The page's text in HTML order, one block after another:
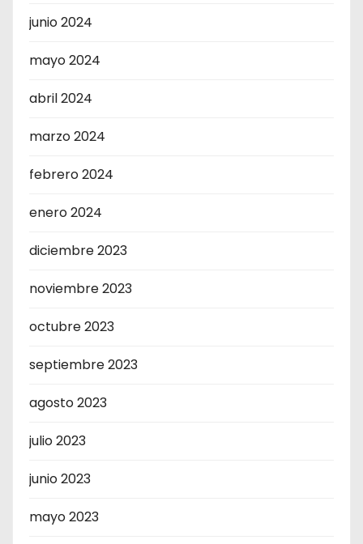
junio 2024
mayo 2024
abril 2024
marzo 2024
febrero 2024
enero 2024
diciembre 2023
noviembre 2023
octubre 2023
septiembre 2023
agosto 2023
julio 2023
junio 2023
mayo 2023